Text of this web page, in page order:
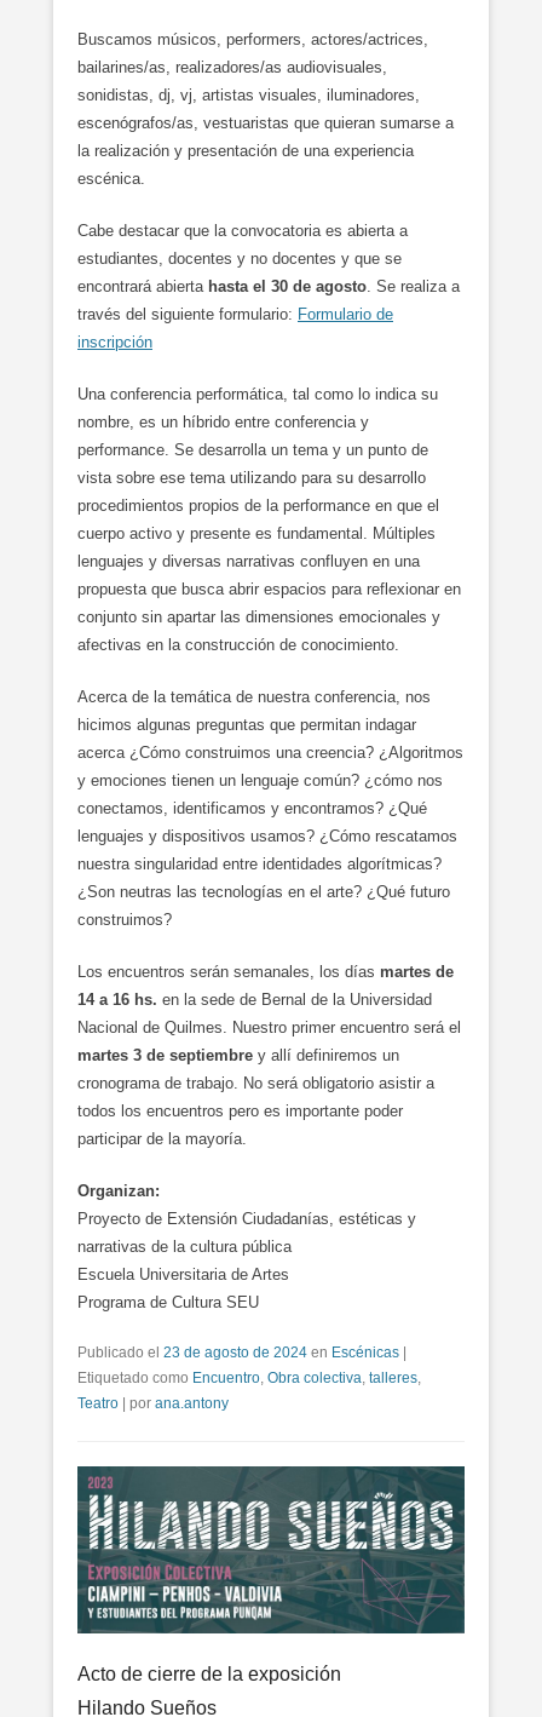
Buscamos músicos, performers, actores/actrices,
bailarines/as, realizadores/as audiovisuales,
sonidistas, dj, vj, artistas visuales, iluminadores,
escenógrafos/as, vestuaristas que quieran sumarse a
la realización y presentación de una experiencia
escénica.
Cabe destacar que la convocatoria es abierta a
estudiantes, docentes y no docentes y que se
encontrará abierta hasta el 30 de agosto. Se realiza a
través del siguiente formulario: Formulario de
inscripción
Una conferencia performática, tal como lo indica su
nombre, es un híbrido entre conferencia y
performance. Se desarrolla un tema y un punto de
vista sobre ese tema utilizando para su desarrollo
procedimientos propios de la performance en que el
cuerpo activo y presente es fundamental. Múltiples
lenguajes y diversas narrativas confluyen en una
propuesta que busca abrir espacios para reflexionar en
conjunto sin apartar las dimensiones emocionales y
afectivas en la construcción de conocimiento.
Acerca de la temática de nuestra conferencia, nos
hicimos algunas preguntas que permitan indagar
acerca ¿Cómo construimos una creencia? ¿Algoritmos
y emociones tienen un lenguaje común? ¿cómo nos
conectamos, identificamos y encontramos? ¿Qué
lenguajes y dispositivos usamos? ¿Cómo rescatamos
nuestra singularidad entre identidades algorítmicas?
¿Son neutras las tecnologías en el arte? ¿Qué futuro
construimos?
Los encuentros serán semanales, los días martes de
14 a 16 hs. en la sede de Bernal de la Universidad
Nacional de Quilmes. Nuestro primer encuentro será el
martes 3 de septiembre y allí definiremos un
cronograma de trabajo. No será obligatorio asistir a
todos los encuentros pero es importante poder
participar de la mayoría.
Organizan:
Proyecto de Extensión Ciudadanías, estéticas y
narrativas de la cultura pública
Escuela Universitaria de Artes
Programa de Cultura SEU
Publicado el 23 de agosto de 2024 en Escénicas
Etiquetado como Encuentro, Obra colectiva, talleres,
Teatro
por ana.antony
Acto de cierre de la exposición
Hilando Sueños